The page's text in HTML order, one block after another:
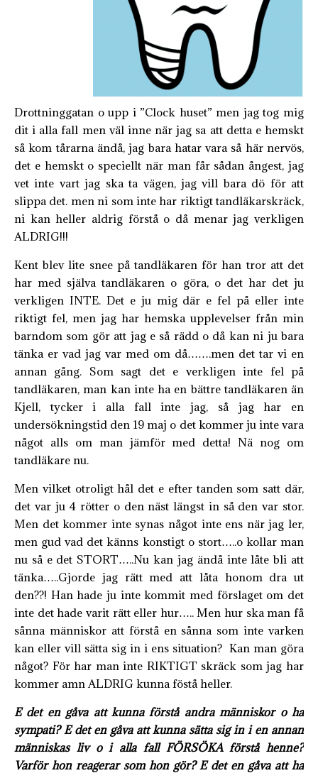
Drottninggatan o upp i ”Clock huset” men jag tog mig
dit i alla fall men väl inne när jag sa att detta e hemskt
så kom tårarna ändå, jag bara hatar vara så här nervös,
det e hemskt o speciellt när man får sådan ångest, jag
vet inte vart jag ska ta vägen, jag vill bara dö för att
slippa det. men ni som inte har riktigt tandläkarskräck,
ni kan heller aldrig förstå o då menar jag verkligen
ALDRIG!!!
Kent blev lite snee på tandläkaren för han tror att det
har med själva tandläkaren o göra, o det har det ju
verkligen INTE. Det e ju mig där e fel på eller inte
riktigt fel, men jag har hemska upplevelser från min
barndom som gör att jag e så rädd o då kan ni ju bara
tänka er vad jag var med om då…….men det tar vi en
annan gång. Som sagt det e verkligen inte fel på
tandläkaren, man kan inte ha en bättre tandläkaren än
Kjell, tycker i alla fall inte jag, så jag har en
undersökningstid den 19 maj o det kommer ju inte vara
något alls om man jämför med detta! Nä nog om
tandläkare nu.
Men vilket otroligt hål det e efter tanden som satt där,
det var ju 4 rötter o den näst längst in så den var stor.
Men det kommer inte synas något inte ens när jag ler,
men gud vad det känns konstigt o stort…..o kollar man
nu så e det STORT…..Nu kan jag ändå inte låte bli att
tänka…..Gjorde jag rätt med att låta honom dra ut
den??! Han hade ju inte kommit med förslaget om det
inte det hade varit rätt eller hur….. Men hur ska man få
sånna människor att förstå en sånna som inte varken
kan eller vill sätta sig in i ens situation? Kan man göra
något? För har man inte RIKTIGT skräck som jag har
kommer amn ALDRIG kunna föstå heller.
E det en gåva att kunna förstå andra människor o ha
sympati? E det en gåva att kunna sätta sig in i en annan
människas liv o i alla fall FÖRSÖKA förstå henne?
Varför hon reagerar som hon gör? E det en gåva att ha